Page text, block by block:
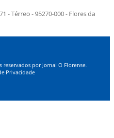
- Térreo - 95270-000 - Flores da
por Jornal O Florense.
Privacidade